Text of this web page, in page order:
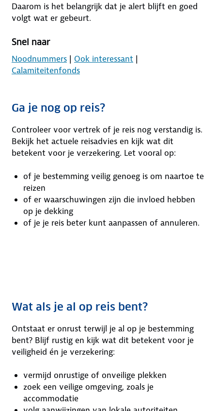
Daarom is het belangrijk dat je alert blijft en goed
volgt wat er gebeurt.
Snel naar
Noodnummers | Ook interessant |
Calamiteitenfonds
Ga je nog op reis?
Controleer voor vertrek of je reis nog verstandig is.
Bekijk het actuele reisadvies en kijk wat dit
betekent voor je verzekering. Let vooral op:
of je bestemming veilig genoeg is om naartoe te
reizen
of er waarschuwingen zijn die invloed hebben
op je dekking
of je je reis beter kunt aanpassen of annuleren.
Wat als je al op reis bent?
Ontstaat er onrust terwijl je al op je bestemming
bent? Blijf rustig en kijk wat dit betekent voor je
veiligheid én je verzekering:
vermijd onrustige of onveilige plekken
zoek een veilige omgeving, zoals je
accommodatie